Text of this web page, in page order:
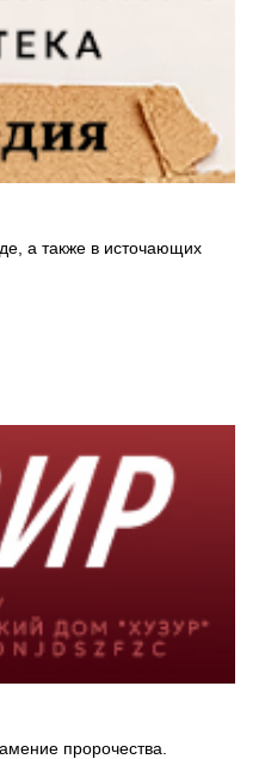
а также в источающих
пророчества.